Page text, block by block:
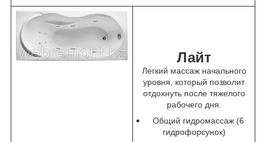
Лайт
Легкий массаж начального
уровня, который позволит
отдохнуть после тяжелого
рабочего дня.
Общий гидромассаж (6
гидрофорсунок)